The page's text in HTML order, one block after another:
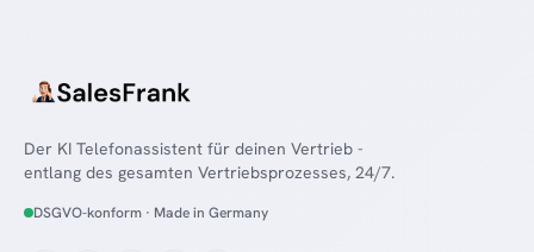
Der KI Telefonassistent für deinen Vertrieb -
entlang des gesamten Vertriebsprozesses, 24/7.
DSGVO-konform · Made in Germany